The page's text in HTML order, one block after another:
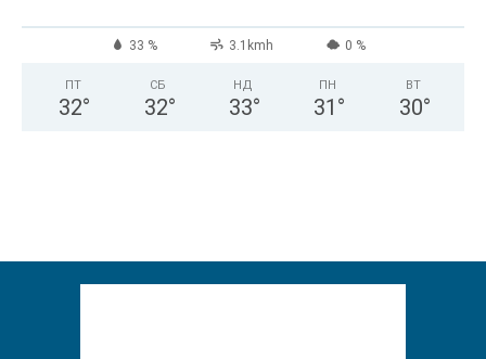
33 % 3.1kmh 0 %
ПТ
32°
СБ
32°
НД
33°
ПН
31 °
ВТ
30°